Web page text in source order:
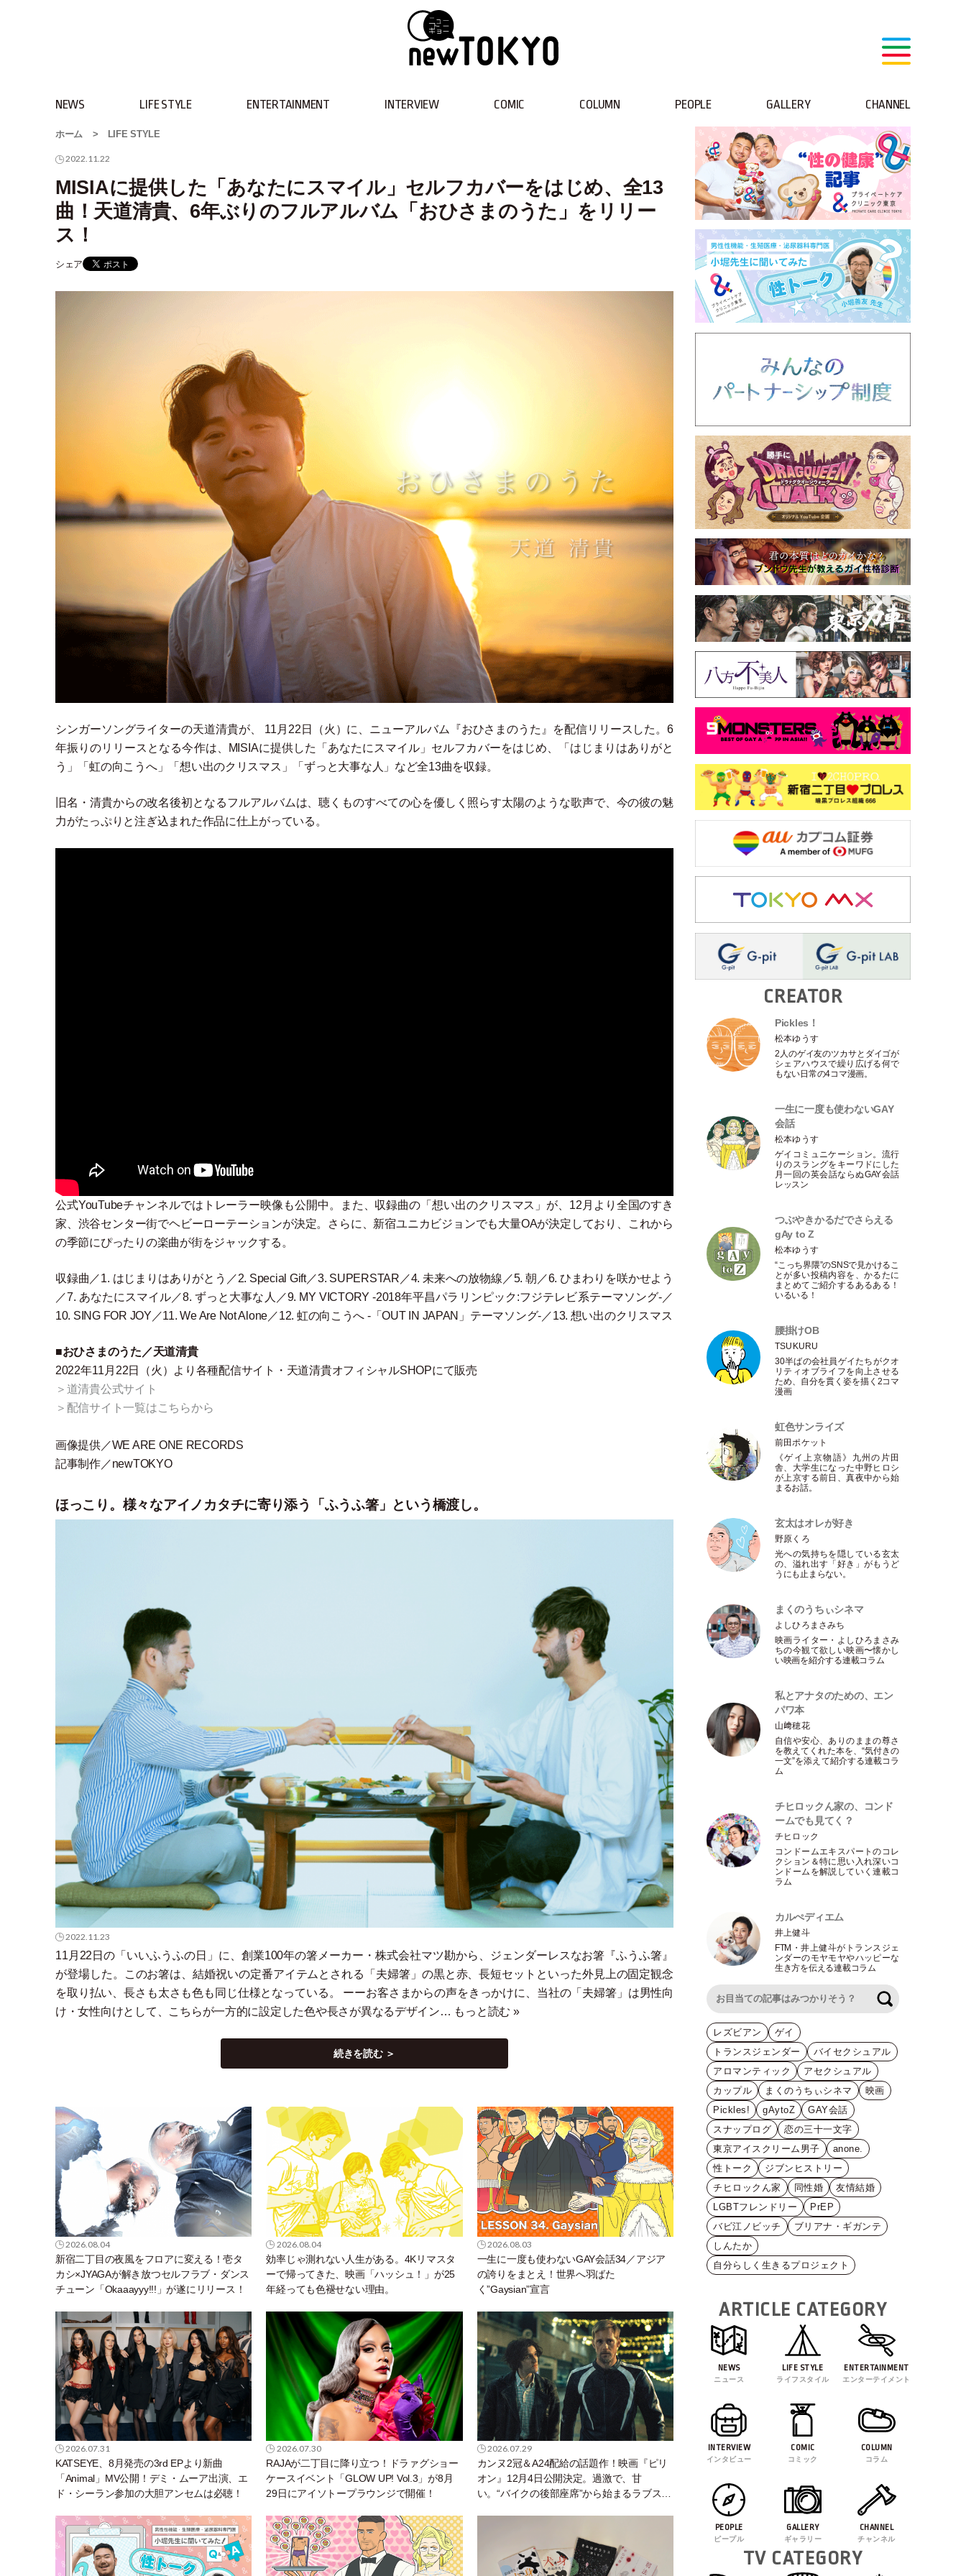
NEWS LIFE STYLE ENTERTAINMENT INTERVIEW COMIC COLUMN PEOPLE GALLERY CHANNEL
ホーム > LIFE STYLE
2022.11.22
MISIAに提供した「あなたにスマイル」セルフカバーをはじめ、全13
曲！天道清貴、6年ぶりのフルアルバム「おひさまのうた」をリリー
ス！
シェア
シンガーソングライターの天道清貴が、 11月22日 （火 ） に、ニューアルバム『おひさまのうた』を配信リリースした。6
年振りのリリースとなる今作は、MISIAに提供した
「 あなたにスマイル 」 セルフカバーをはじめ、 「 はじまりはありがと
う 」 「虹の向こうへ」 「想い出のクリスマス 」 「ずっと大事な人 」 など全13曲を収録。
旧名 ・ 清貴からの改名後初となるフルアルバムは、聴くものすべての心を優しく照らす太陽のような歌声で、今の彼の魅
力がたっぷりと注ぎ込まれた作品に仕上がっている。
公式YouTubeチャンネルではトレーラー映像も公開中。また、収録曲の 「想い出のクリスマス 」 が、12月より全国のすき
家、渋谷センター街でヘビーローテーションが決定。さらに、新宿ユニカビジョンでも大量OAが決定しており、これから
の季節にぴったりの楽曲が街をジャックする。
収録曲／1. はじまりはありがとう／2. Special Gift／3. SUPERSTAR／4. 未来への放物線／5. 朝／6. ひまわりを咲かせよう
／7. あなたにスマイル／8. ずっと大事な人／9. MY VICTORY -2018年平昌パラリンピック:フジテレビ系テーマソング-／
10. SING FOR JOY／11. We Are Not Alone／12. 虹の向こうへ -「OUT IN JAPAN 」 テーマソング-／13. 想い出のクリスマス
■おひさまのうた／天道清貴
2022年11月22日
（火 ） より各種配信サイト ・ 天道清貴オフィシャルSHOPにて販売
＞道清貴公式サイト
＞配信サイト一覧はこちらから
画像提供／WE ARE ONE RECORDS
記事制作／newTOKYO
ほっこり。様々なアイノカタチに寄り添う「ふうふ箸」という橋渡し。
2022.11.23
11月22日の 「 いいふうふの日 」 に、創業100年の箸メーカー ・株式会社マツ勘から、ジェンダーレスなお箸『ふうふ箸』
が登場した。このお箸は、結婚祝いの定番アイテムとされる
「 夫婦箸」 の黒と赤、長短セットといった外見上の固定観念
を取り払い、長さも太さも色も同じ仕様となっている。 ーーお客さまからの声をきっかけに、当社の「 夫婦箸」 は男性向
け ・女性向けとして、こちらが一方的に設定した色や長さが異なるデザイン… もっと読む »
続きを読む ＞
2026.08.04
新宿二丁目の夜風をフロアに変える！壱タ
カシ×JYAGAが解き放つセルフラブ・ダンス
チューン「Okaaayyy!!!」が遂にリリース！
2026.08.04
効率じゃ測れない人生がある。4Kリマスタ
ーで帰ってきた、映画「ハッシュ！」が25
年経っても色褪せない理由。
2026.08.03
一生に一度も使わないGAY会話34／アジア
の誇りをまとえ！世界へ羽ばた
く”Gaysian”宣言
2026.07.31
KATSEYE、8月発売の3rd EPより新曲
「Animal」MV公開！デミ・ムーア出演、エ
ド・シーラン参加の大胆アンセムは必聴！
2026.07.30
RAJAが二丁目に降り立つ！ドラァグショー
ケースイベント「GLOW UP! Vol.3」が8月
29日にアイソトープラウンジで開催！
2026.07.29
カンヌ2冠＆A24配給の話題作！映画『ピリ
オン』12月4日公開決定。過激で、甘
い。“バイクの後部座席”から始まるラブスト
CREATOR
Pickles！
松本ゆうす
2人のゲイ友のツカサとダイゴが
シェアハウスで繰り広げる何で
もない日常の4コマ漫画。
一生に一度も使わないGAY
会話
松本ゆうす
ゲイコミュニケーション。流行
りのスラングをキーワドにした
月一回の英会話ならぬGAY会話
レッスン
つぶやきかるだでさらえる
gAy to Z
松本ゆうす
“こっち界隈”のSNSで見かけるこ
とが多い投稿内容を、かるたに
まとめてご紹介するあるある！
いるいる！
腰掛けOB
TSUKURU
30半ばの会社員ゲイたちがクオ
リティオブライフを向上させる
ため、自分を貫く姿を描く2コマ
漫画
虹色サンライズ
前田ポケット
《ゲイ上京物語》九州の片田
舎、大学生になった中野ヒロシ
が上京する前日、真夜中から始
まるお話。
玄太はオレが好き
野原くろ
光への気持ちを隠している玄太
の、溢れ出す 「好き 」がもうど
うにも止まらない。
まくのうちぃシネマ
よしひろまさみち
映画ライター ・ よしひろまさみ
ちの今観て欲しい映画〜懐かし
い映画を紹介する連載コラム
私とアナタのための、エン
パワ本
山﨑穂花
自信や安心、ありのままの尊さ
を教えてくれた本を、“気付きの
一文”を添えて紹介する連載コラ
ム
チヒロックん家の、コンド
ームでも見てく？
チヒロック
コンドームエキスパートのコレ
クション＆特に思い入れ深いコ
ンドームを解説していく連載コ
ラム
カルぺディエム
井上健斗
FTM ・井上健斗がトランスジェ
ンダーのモヤモヤやハッピーな
生き方を伝える連載コラム
レズビアン
ゲイ
トランスジェンダー
バイセクシュアル
アロマンティック
アセクシュアル
カップル
まくのうちぃシネマ
映画
Pickles!
gAytoZ
GAY会話
スナップログ
恋の三十一文字
東京アイスクリーム男子
anone.
性トーク
ジブンヒストリー
チヒロックん家
同性婚
友情結婚
LGBTフレンドリー
PrEP
バビ江ノビッチ
ブリアナ・ギガンテ
しんたか
自分らしく生きるプロジェクト
ARTICLE CATEGORY
NEWS
ニュース
LIFE STYLE
ライフスタイル
ENTERTAINMENT
エンターテイメント
INTERVIEW
インタビュー
COMIC
コミック
COLUMN
コラム
PEOPLE
ピープル
GALLERY
ギャラリー
CHANNEL
チャンネル
TV CATEGORY